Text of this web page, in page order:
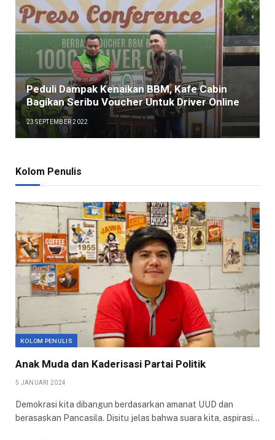
Peduli Dampak Kenaikan BBM, Kafe Cabin
Bagikan Seribu Voucher Untuk Driver Online
23 SEPTEMBER 2022
Kolom Penulis
KOLOM PENULIS
Anak Muda dan Kaderisasi Partai Politik
5 JANUARI 2024
Demokrasi kita dibangun berdasarkan amanat UUD dan
berasaskan Pancasila. Disitu jelas bahwa suara kita, aspirasi…